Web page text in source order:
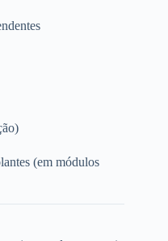
(em módulos